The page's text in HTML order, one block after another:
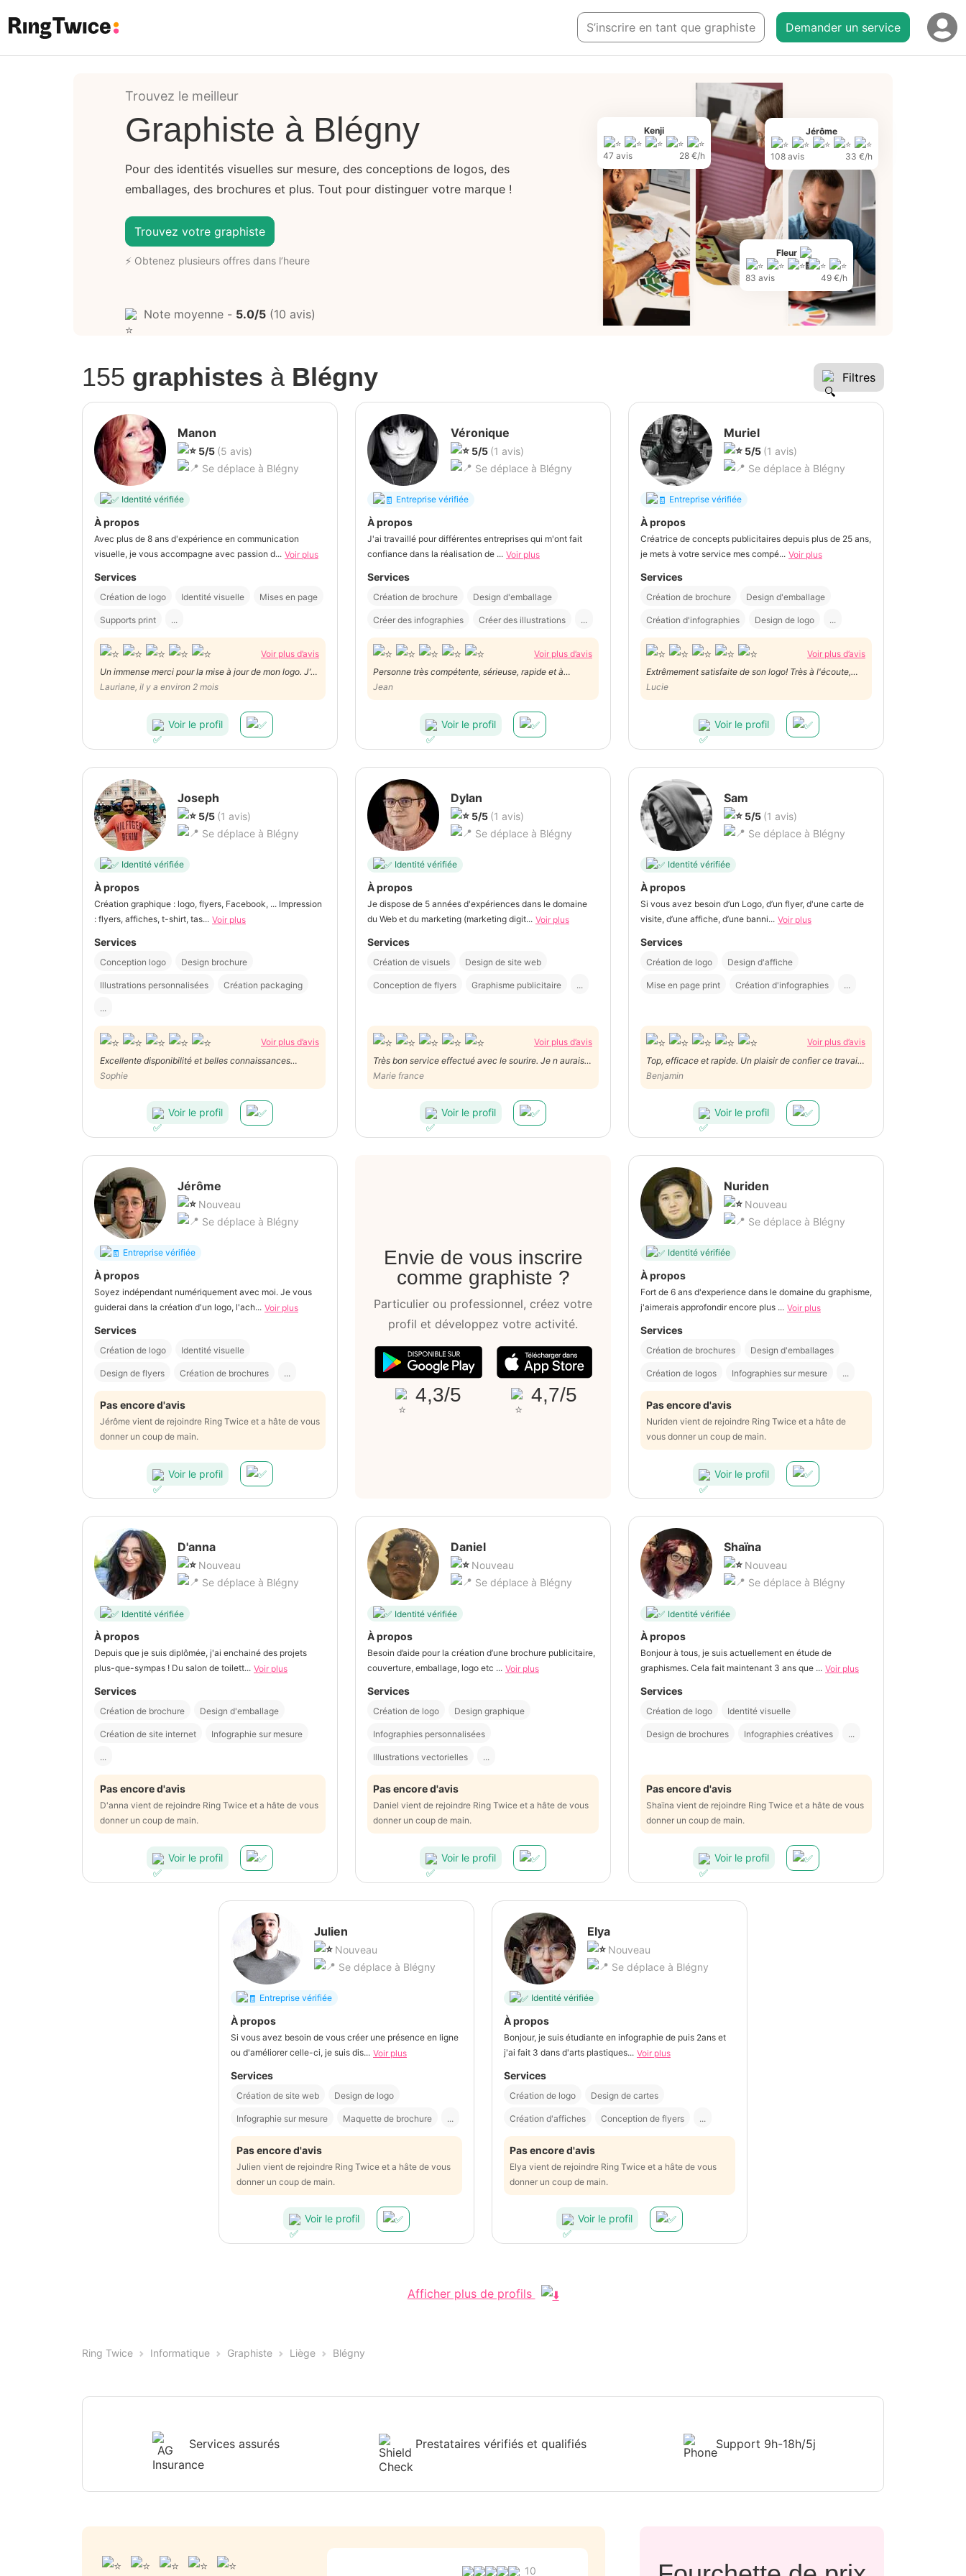
S’inscrire en tant que graphiste Demander un service
Kenji
47 avis 28 €/h
Fleur
83 avis 49 €/h
Jérôme
108 avis 33 €/h
Trouvez le meilleur
Graphiste à Blégny
Pour des identités visuelles sur mesure, des conceptions de logos, des
emballages, des brochures et plus. Tout pour distinguer votre marque !
Trouvez votre graphiste
⚡ Obtenez plusieurs offres dans l’heure
Note moyenne - 5.0/5 (10 avis)
155 graphistes à Blégny Filtres
Manon
5/5 (5 avis)
Se déplace à Blégny
Identité vérifiée
À propos
Avec plus de 8 ans d'expérience en communication
visuelle, je vous accompagne avec passion d... Voir plus
Services
Création de logo Identité visuelle Mises en page
Supports print ...
Voir plus d’avis
Un immense merci pour la mise à jour de mon logo. J’ai
adoré l’accompagnement, l’écoute et la créativité dont
Manon a fait preuve. Le résultat est exactement ce
que j’espérais.
Lauriane, il y a environ 2 mois
Voir le profil
Véronique
5/5 (1 avis)
Se déplace à Blégny
Entreprise vérifiée
À propos
J'ai travaillé pour différentes entreprises qui m'ont fait
confiance dans la réalisation de ... Voir plus
Services
Création de brochure Design d'emballage
Créer des infographies Créer des illustrations ...
Voir plus d’avis
Personne très compétente, sérieuse, rapide et à
l'écoute du client.
Jean
Voir le profil
Muriel
5/5 (1 avis)
Se déplace à Blégny
Entreprise vérifiée
À propos
Créatrice de concepts publicitaires depuis plus de 25 ans,
je mets à votre service mes compé... Voir plus
Services
Création de brochure Design d'emballage
Création d'infographies Design de logo ...
Voir plus d’avis
Extrêmement satisfaite de son logo! Très à l'écoute,
toujours de bons conseils
Lucie
Voir le profil
Joseph
5/5 (1 avis)
Se déplace à Blégny
Identité vérifiée
À propos
Création graphique : logo, flyers, Facebook, ... Impression
: flyers, affiches, t-shirt, tas... Voir plus
Services
Conception logo Design brochure
Illustrations personnalisées Création packaging
...
Voir plus d’avis
Excellente disponibilité et belles connaissances
techniques, merci!
Sophie
Voir le profil
Dylan
5/5 (1 avis)
Se déplace à Blégny
Identité vérifiée
À propos
Je dispose de 5 années d'expériences dans le domaine
du Web et du marketing (marketing digit... Voir plus
Services
Création de visuels Design de site web
Conception de flyers Graphisme publicitaire ...
Voir plus d’avis
Très bon service effectué avec le sourire. Je n aurais
jamais pu m en sortir sans lui.
Marie france
Voir le profil
Sam
5/5 (1 avis)
Se déplace à Blégny
Identité vérifiée
À propos
Si vous avez besoin d’un Logo, d’un flyer, d'une carte de
visite, d’une affiche, d’une banni... Voir plus
Services
Création de logo Design d'affiche
Mise en page print Création d'infographies ...
Voir plus d’avis
Top, efficace et rapide. Un plaisir de confier ce travail
à Sam. Merci
Benjamin
Voir le profil
Jérôme
Nouveau
Se déplace à Blégny
Entreprise vérifiée
À propos
Soyez indépendant numériquement avec moi. Je vous
guiderai dans la création d'un logo, l'ach... Voir plus
Services
Création de logo Identité visuelle
Design de flyers Création de brochures ...
Pas encore d'avis
Jérôme vient de rejoindre Ring Twice et a hâte de vous
donner un coup de main.
Voir le profil
Envie de vous inscrire
comme graphiste ?
Particulier ou professionnel, créez votre
profil et développez votre activité.
4,3/5 4,7/5
Nuriden
Nouveau
Se déplace à Blégny
Identité vérifiée
À propos
Fort de 6 ans d'experience dans le domaine du graphisme,
j'aimerais approfondir encore plus ... Voir plus
Services
Création de brochures Design d'emballages
Création de logos Infographies sur mesure ...
Pas encore d'avis
Nuriden vient de rejoindre Ring Twice et a hâte de
vous donner un coup de main.
Voir le profil
D'anna
Nouveau
Se déplace à Blégny
Identité vérifiée
À propos
Depuis que je suis diplômée, j'ai enchainé des projets
plus-que-sympas ! Du salon de toilett... Voir plus
Services
Création de brochure Design d'emballage
Création de site internet Infographie sur mesure
...
Pas encore d'avis
D'anna vient de rejoindre Ring Twice et a hâte de vous
donner un coup de main.
Voir le profil
Daniel
Nouveau
Se déplace à Blégny
Identité vérifiée
À propos
Besoin d’aide pour la création d’une brochure publicitaire,
couverture, emballage, logo etc ... Voir plus
Services
Création de logo Design graphique
Infographies personnalisées
Illustrations vectorielles ...
Pas encore d'avis
Daniel vient de rejoindre Ring Twice et a hâte de vous
donner un coup de main.
Voir le profil
Shaïna
Nouveau
Se déplace à Blégny
Identité vérifiée
À propos
Bonjour à tous, je suis actuellement en étude de
graphismes. Cela fait maintenant 3 ans que ... Voir plus
Services
Création de logo Identité visuelle
Design de brochures Infographies créatives ...
Pas encore d'avis
Shaïna vient de rejoindre Ring Twice et a hâte de vous
donner un coup de main.
Voir le profil
Julien
Nouveau
Se déplace à Blégny
Entreprise vérifiée
À propos
Si vous avez besoin de vous créer une présence en ligne
ou d'améliorer celle-ci, je suis dis... Voir plus
Services
Création de site web Design de logo
Infographie sur mesure Maquette de brochure ...
Pas encore d'avis
Julien vient de rejoindre Ring Twice et a hâte de vous
donner un coup de main.
Voir le profil
Elya
Nouveau
Se déplace à Blégny
Identité vérifiée
À propos
Bonjour, je suis étudiante en infographie de puis 2ans et
j'ai fait 3 dans d'arts plastiques... Voir plus
Services
Création de logo Design de cartes
Création d'affiches Conception de flyers ...
Pas encore d'avis
Elya vient de rejoindre Ring Twice et a hâte de vous
donner un coup de main.
Voir le profil
Afficher plus de profils
Ring Twice Informatique Graphiste Liège Blégny
Services assurés Prestataires vérifiés et qualifiés Support 9h-18h/5j
10